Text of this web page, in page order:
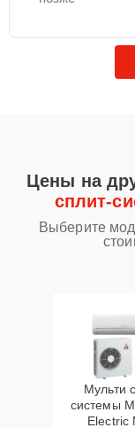
Цены на
сплит-
Выберите
Мульти
системы
Electric